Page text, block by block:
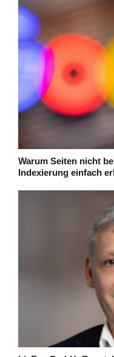
Warum Seiten nicht
Indexierung einfach